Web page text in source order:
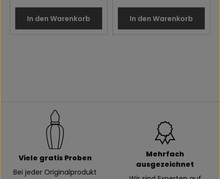
In den Warenkorb In den Warenkorb
Viele gratis Proben
Bei jeder Originalprodukt
Mehrfach
ausgezeichnet